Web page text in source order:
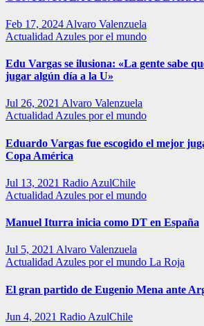
Feb 17, 2024 Alvaro Valenzuela
Actualidad Azules por el mundo
Edu Vargas se ilusiona: «La gente sabe
jugar algún día a la U»
Jul 26, 2021 Alvaro Valenzuela
Actualidad Azules por el mundo
Eduardo Vargas fue escogido el mejor
Copa América
Jul 13, 2021 Radio AzulChile
Actualidad Azules por el mundo
Manuel Iturra inicia como DT en España
Jul 5, 2021 Alvaro Valenzuela
Actualidad Azules por el mundo La Roja
El gran partido de Eugenio Mena ante
Jun 4, 2021 Radio AzulChile